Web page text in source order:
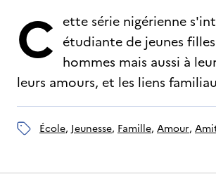
C ette série nigérienne
étudiante de jeunes
hommes mais aussi à
leurs amours, et les liens
école, jeunesse, famille, amour,